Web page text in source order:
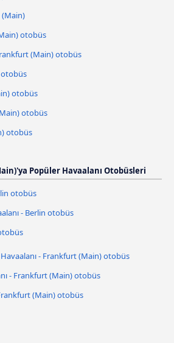
otobüs
(Main) otobüs
otobüs
otobüs
otobüs
otobüs
Popüler Havaalanı Otobüsleri
otobüs
- Berlin otobüs
- Frankfurt (Main) otobüs
- Frankfurt (Main) otobüs
(Main) otobüs